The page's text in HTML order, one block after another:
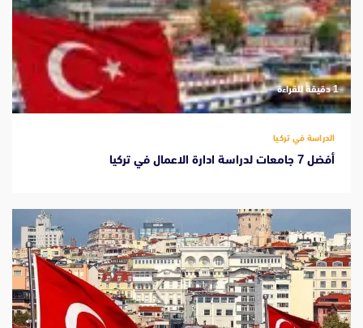
‫1 دقيقة للقراءة
الدراسة في تركيا
أفضل 7 جامعات لدراسة ادارة الاعمال في تركيا